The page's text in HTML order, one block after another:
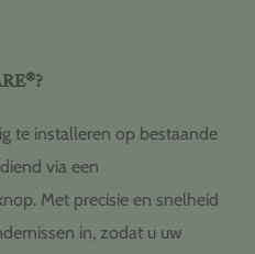
te installeren op bestaande
via een
Met precisie en snelheid
in, zodat u uw